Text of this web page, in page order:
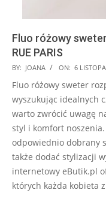
Fluo różowy
RUE PARIS
2025-
11-
BY: JOANA ON: 6
Fluo różowy sweter
wyszukując idealnych
warto zwrócić uwagę
styl i komfort
odpowiednio dobrany
także dodać stylizacji
internetowy eButik.pl
których każda kobieta